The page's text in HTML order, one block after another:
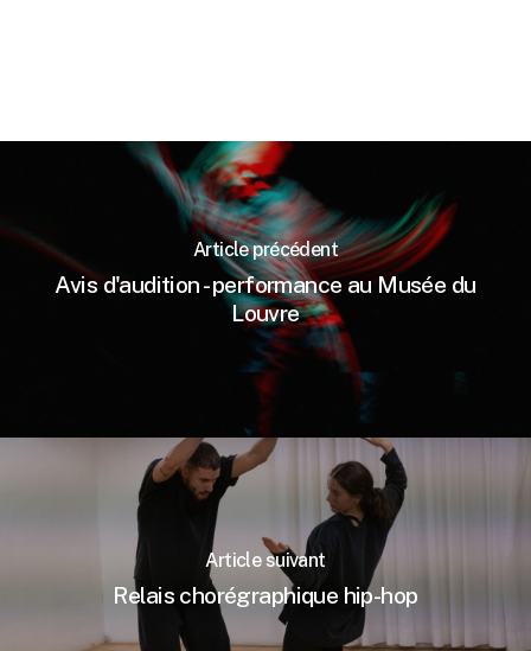
Article précédent
Avis d'audition - performance au Musée du
Louvre
Article suivant
Relais chorégraphique hip-hop